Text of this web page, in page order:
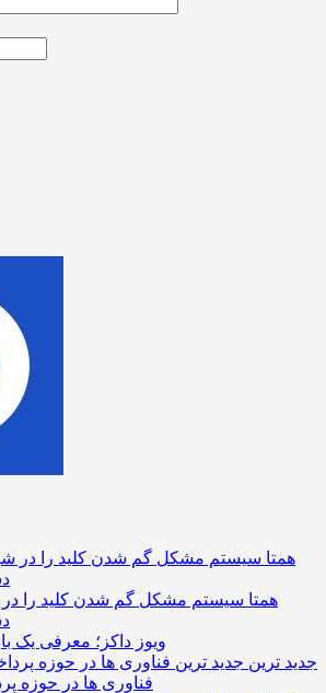
همتا سیستم مشکل گم شدن کلید را
ویوز داکز؛ معرفی یک
جدید ترین
فناوری ها در حوزه